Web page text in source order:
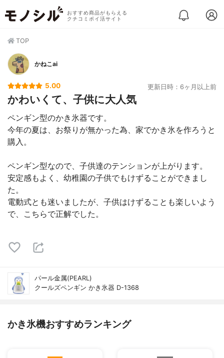
おすすめ商品がもらえる
クチコミポイ活サイト
TOP
かねこai
5.00 更新日時：6ヶ月以上前
かわいくて、子供に大人気
ペンギン型のかき氷器です。
今年の夏は、お祭りが無かった為、家でかき氷を作ろうと
購入。
ペンギン型なので、子供達のテンションが上がります。
安定感もよく、幼稚園の子供でもけずることができまし
た。
電動式とも迷いましたが、子供はけずることも楽しいよう
で、こちらで正解でした。
パール金属(PEARL)
クールズペンギン かき氷器 D-1368
かき氷機おすすめランキング